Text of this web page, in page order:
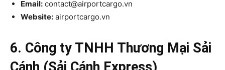
Email: contact@airportcargo.vn
Website: airportcargo.vn
6. Công ty TNHH Thương Mại Sải